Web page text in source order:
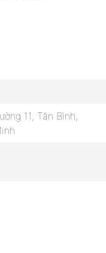
11, Tân Bình,